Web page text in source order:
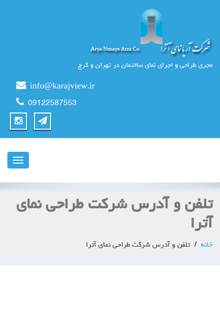
مجری طراحی و اجرای نمای ساختمان در تهران و کرج
info@karajview.ir
09122587553
ناوبری
تلفن و آدرس شرکت طراحی نمای
آترا
خانه تلفن و آدرس شرکت طراحی نمای آترا